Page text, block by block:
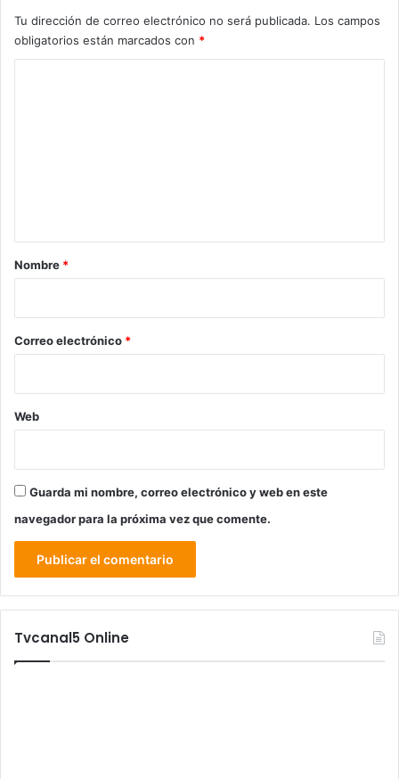
Tu dirección de correo electrónico no será publicada. Los campos
obligatorios están marcados con *
r
*
Nombre *
Correo electrónico *
Web
Guarda mi nombre, correo electrónico y web en este
navegador para la próxima vez que comente.
Tvcanal5 Online